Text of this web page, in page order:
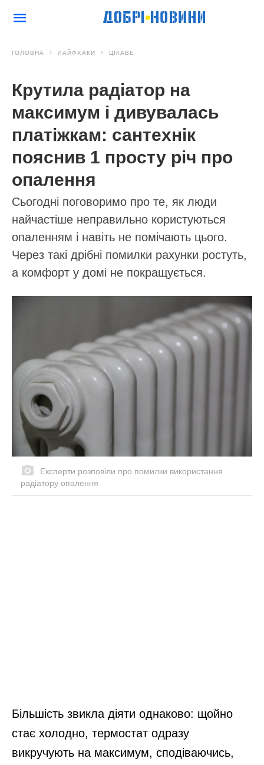
ГОЛОВНА ЛАЙФХАКИ ЦІКАВЕ
Крутила радіатор на
максимум і дивувалась
платіжкам: сантехнік
пояснив 1 просту річ про
опалення
Сьогодні поговоримо про те, як люди
найчастіше неправильно користуються
опаленням і навіть не помічають цього.
Через такі дрібні помилки рахунки ростуть,
а комфорт у домі не покращується.
Експерти розповіли про помилки використання
радіатору опалення
Більшість звикла діяти однаково: щойно
стає холодно, термостат одразу
викручують на максимум, сподіваючись,